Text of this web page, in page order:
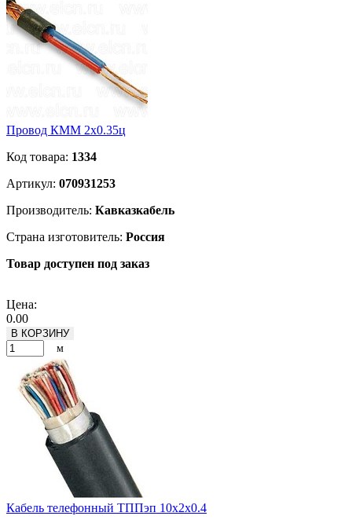
Провод КММ 2х0.35ц
Код товара: 1334
Артикул: 070931253
Производитель: Кавказкабель
Страна изготовитель: Россия
Товар доступен под заказ
Цена:
0.00
В КОРЗИНУ
м
Кабель телефонный ТППэп 10х2х0.4